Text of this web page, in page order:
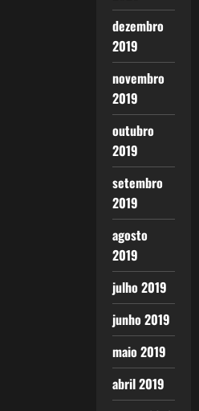
dezembro
2019
novembro
2019
outubro
2019
setembro
2019
agosto
2019
julho 2019
junho 2019
maio 2019
abril 2019